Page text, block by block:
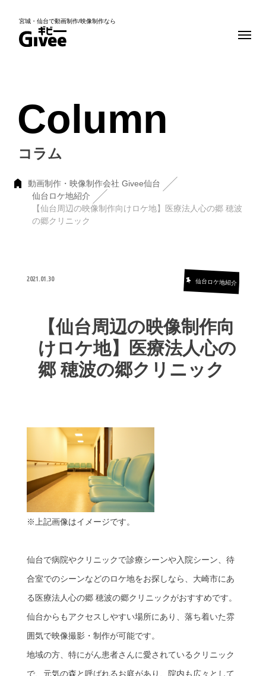
宮城・仙台で動画制作/映像制作なら
Column
コラム
動画制作・映像制作会社 Givee仙台
仙台ロケ地紹介
【仙台周辺の映像制作向けロケ地】医療法人心の郷 穂波
の郷クリニック
2021.01.30 仙台ロケ地紹介
【仙台周辺の映像制作向
けロケ地】医療法人心の
郷 穂波の郷クリニック
※上記画像はイメージです。
仙台で病院やクリニックで診療シーンや入院シーン、待
合室でのシーンなどのロケ地をお探しなら、大崎市にあ
る医療法人心の郷 穂波の郷クリニックがおすすめです。
仙台からもアクセスしやすい場所にあり、落ち着いた雰
囲気で映像撮影・制作が可能です。
地域の方、特にがん患者さんに愛されているクリニック
で、元気の森と呼ばれるお庭があり、院内も広々として